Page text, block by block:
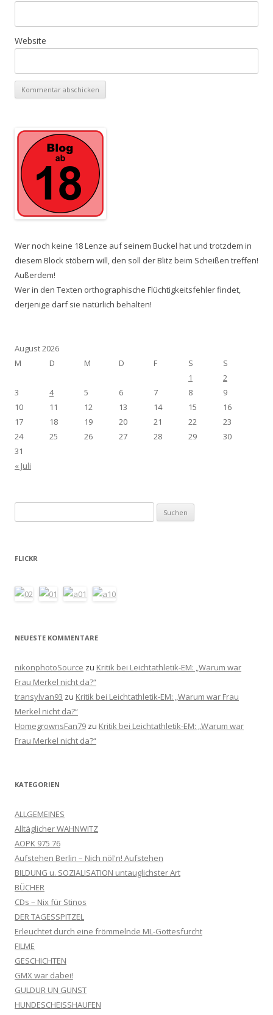
Website
Wer noch keine 18 Lenze auf seinem Buckel hat und trotzdem in
diesem Block stöbern will, den soll der Blitz beim Scheißen treffen!
Außerdem!
Wer in den Texten orthographische Flüchtigkeitsfehler findet,
derjenige darf sie natürlich behalten!
August 2026
M
D M D F S
S
1
2
3
4 5 6 7 8
9
10
11 12 13 14 15
16
17
18 19 20 21 22
23
24
25 26 27 28 29
30
31
« Juli
nach:
FLICKR
NEUESTE KOMMENTARE
nikonphotoSource zu Kritik bei Leichtathletik-EM: „Warum war
Frau Merkel nicht da?“
transylvan93 zu Kritik bei Leichtathletik-EM: „Warum war Frau
Merkel nicht da?“
HomegrownsFan79 zu Kritik bei Leichtathletik-EM: „Warum war
Frau Merkel nicht da?“
KATEGORIEN
ALLGEMEINES
Alltäglicher WAHNWITZ
AOPK 975 76
Aufstehen Berlin – Nich nöl'n! Aufstehen
BILDUNG u. SOZIALISATION untauglichster Art
BÜCHER
CDs – Nix für Stinos
DER TAGESSPITZEL
Erleuchtet durch eine frömmelnde ML-Gottesfurcht
FILME
GESCHICHTEN
GMX war dabei!
GULDUR UN GUNST
HUNDESCHEISSHAUFEN